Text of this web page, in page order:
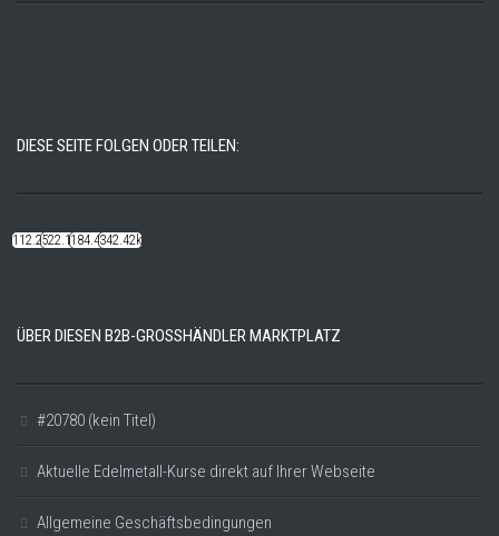
DIESE SEITE FOLGEN ODER TEILEN:
112.22k522.14k184.48k342.42k
ÜBER DIESEN B2B-GROSSHÄNDLER MARKTPLATZ
#20780 (kein Titel)
Aktuelle Edelmetall-Kurse direkt auf Ihrer Webseite
Allgemeine Geschäftsbedingungen